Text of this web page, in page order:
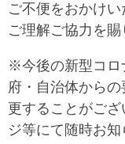
ㅤご不便をおかけ
ご理解ご協力を賜
ㅤ※今後の新型コ
府・自治体から
更することがご
ジ等にて随時お知